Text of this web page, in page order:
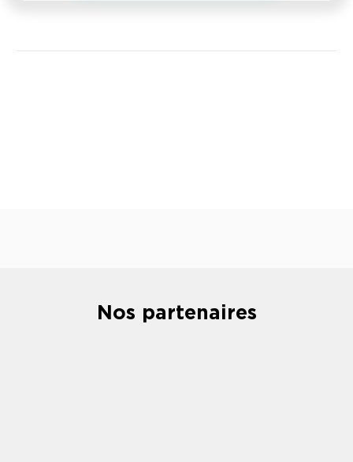
Nos partenaires